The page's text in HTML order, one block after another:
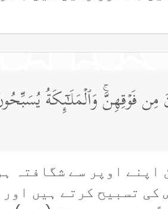
مِن فَوۡقِهِنَّۚ وَٱلۡمَلَـٰۤىِٕكَةُ
اپنے اوپر سے شگافتہ
کی تسبیح کرتے ہیں